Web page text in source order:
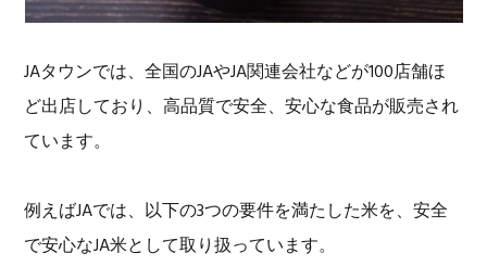
JAタウンでは、全国のJAやJA関連会社などが100店舗ほ
ど出店しており、高品質で安全、安心な食品が販売され
ています。
例えばJAでは、以下の3つの要件を満たした米を、安全
で安心なJA米として取り扱っています。